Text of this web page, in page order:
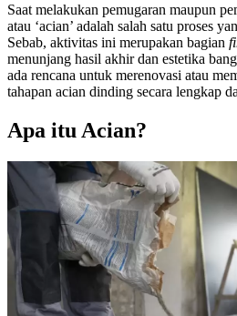
Saat melakukan pemugaran maupun
atau ‘acian’ adalah salah satu proses
Sebab, aktivitas ini merupakan bagian
menunjang hasil akhir dan estetika
ada rencana untuk merenovasi atau
tahapan acian dinding secara lengkap
Apa itu Acian?